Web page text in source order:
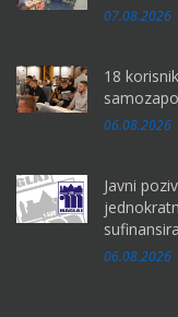
07.08.2026
18
06.08.2026
Javni
06.08.2026